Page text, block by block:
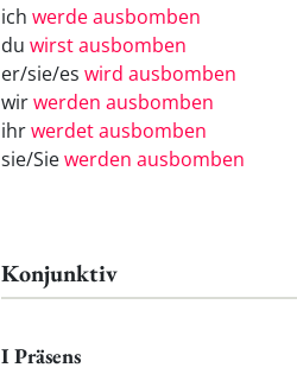
ich werde ausbomben
du wirst ausbomben
er/sie/es wird ausbomben
wirwerden ausbomben
ihrwerdet ausbomben
sie/Siewerden ausbomben
Konjunktiv
I Präsens